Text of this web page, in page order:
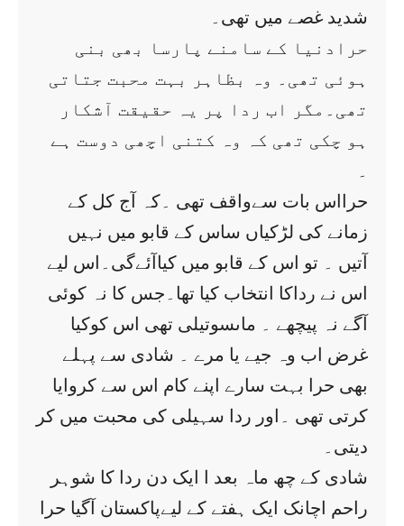
شدید غصے میں تھی۔
حرادنیا کے سامنے پارسا بھی بنی
ہوئی تھی۔ وہ بظاہر بہت محبت جتاتی
تھی۔مگر اب ردا پر یہ حقیقت آشکار
ہو چکی تھی کہ وہ کتنی اچھی دوست ہے
۔
حرااس بات سےواقف تھی ۔کہ آج کل کے
زمانے کی لڑکیاں ساس کے قابو میں نہیں
آتیں ۔ تو اس کے قابو میں کیاآئےگی۔اس لیے
اس نے رداکا انتخاب کیا تھا۔جس کا نہ کوئی
آگے نہ پیچھے ۔ ماںسوتیلی تھی اس کوکیا
غرض اب وہ جیے یا مرے ۔ شادی سے پہلے
بھی حرا بہت سارے اپنے کام اس سے کروایا
کرتی تھی ۔اور ردا سہیلی کی محبت میں کر
دیتی۔
شادی کے چھ ماہ بعد ا ایک دن ردا کا شوہر
راحم اچانک ایک ہفتے کے لیےپاکستان آگیا حرا